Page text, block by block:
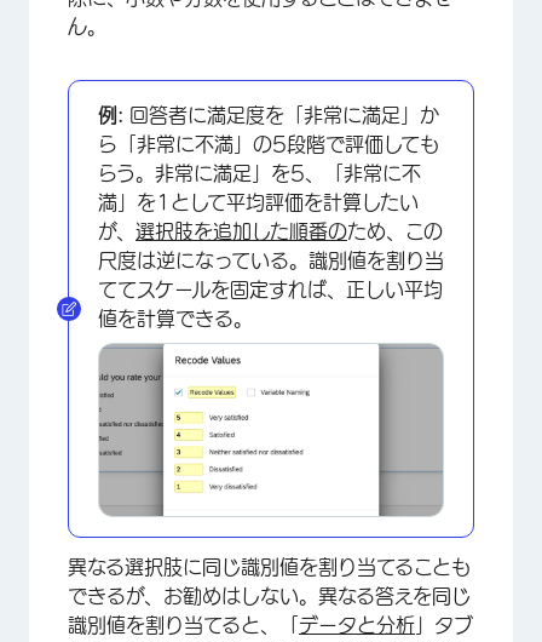
ん。
例: 回答者に満足度を「非常に満足」か
ら「非常に不満」の5段階で評価しても
らう。非常に満足」を5、「非常に不
満」を1として平均評価を計算したい
が、 選択肢を追加した順番のため、この
尺度は逆になっている。識別値を割り当
ててスケールを固定すれば、正しい平均
値を計算できる。
異なる選択肢に同じ識別値を割り当てることも
できるが、お勧めはしない。異なる答えを同じ
識別値を割り当てると、「 データと分析 」タブ